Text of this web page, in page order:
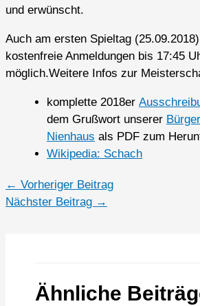
und erwünscht.
Auch am ersten Spieltag
kostenfreie Anmeldungen bis 17:45
möglich.Weitere Infos zur
komplette 2018er
dem Grußwort unserer
Nienhaus als PDF zum
Wikipedia: Schach
← Vorheriger Beitrag
Nächster Beitrag →
Ähnliche